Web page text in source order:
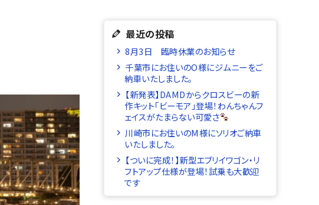
最近の投稿
8月3日 臨時休業のお知らせ
千葉市にお住いのO様にジムニーをご
納車いたしました。
【新発表】DAMDからクロスビーの新
作キット「ビーモア」登場！わんちゃんフ
ェイスがたまらない可愛さ
川崎市にお住いのM様にソリオご納車
いたしました。
【ついに完成！】新型エブリイワゴン・リ
フトアップ仕様が登場！試乗も大歓迎
です